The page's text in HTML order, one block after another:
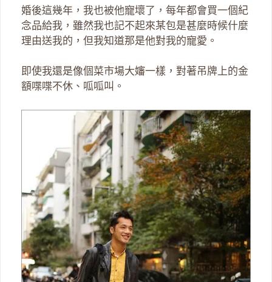
婚後這幾年，我也被他寵壞了，每年都會買一個紀
念品給我，雖然我也記不起來某包是甚麼時候什麼
理由送我的，但我知道那是他對我的寵愛。
即使我還是像個菜市場大嬸一樣，對著吊牌上的金
額喋喋不休、呱呱叫。